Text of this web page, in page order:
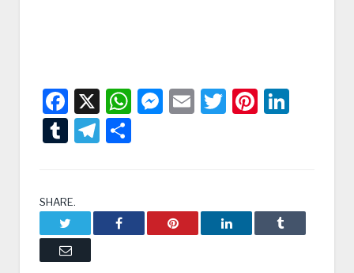
Facebook
X WhatsApp
Messenger
EmailTwitter
TumblrTelegram
SHARE.
Facebook Pinterest LinkedIn Tumblr
Email